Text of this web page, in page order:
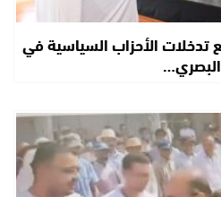
تدخلات الأحزاب السياسية في